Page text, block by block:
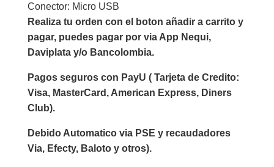
Conector: Micro USB
Realiza tu orden con el boton añadir a carrito y
pagar, puedes pagar por via App Nequi,
Daviplata y/o Bancolombia.
Pagos seguros con PayU ( Tarjeta de Credito:
Visa, MasterCard, American Express, Diners
Club).
Debido Automatico via PSE y recaudadores
Via, Efecty, Baloto y otros).